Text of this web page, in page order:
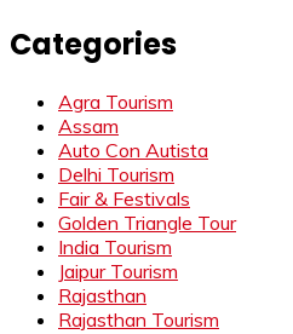
Categories
Agra Tourism
Assam
Auto Con Autista
Delhi Tourism
Fair & Festivals
Golden Triangle Tour
India Tourism
Jaipur Tourism
Rajasthan
Rajasthan Tourism